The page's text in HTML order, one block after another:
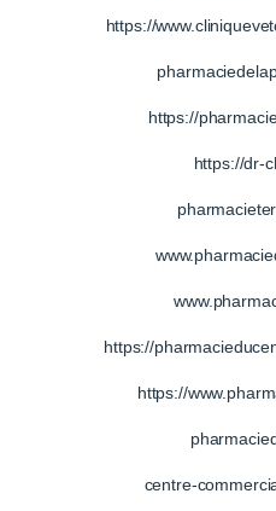
https://
https://
https://dr-
https://
https://
centre-